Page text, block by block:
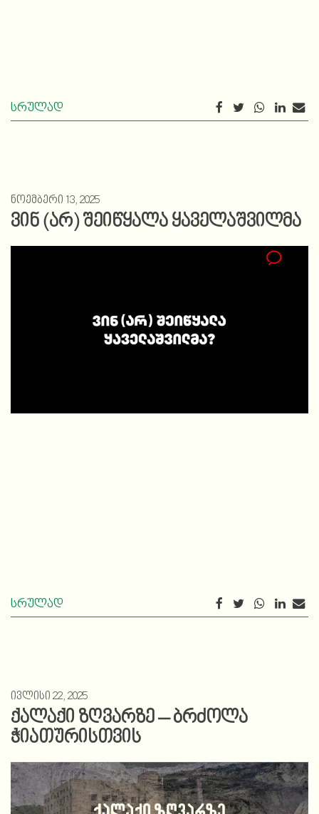
სრულად
ნოემბერი 13, 2025
ვინ (არ) შეიწყალა ყაველაშვილმა
სრულად
ივლისი 22, 2025
ქალაქი ზღვარზე – ბრძოლა
ჭიათურისთვის